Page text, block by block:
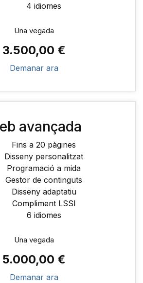
4 idiomes
Una vegada
3.500,00 €
Demanar ara
avançada
Fins a 20 pàgines
Disseny personalitzat
Programació a mida
Gestor de continguts
Disseny adaptatiu
Compliment LSSI
6 idiomes
Una vegada
5.000,00 €
Demanar ara